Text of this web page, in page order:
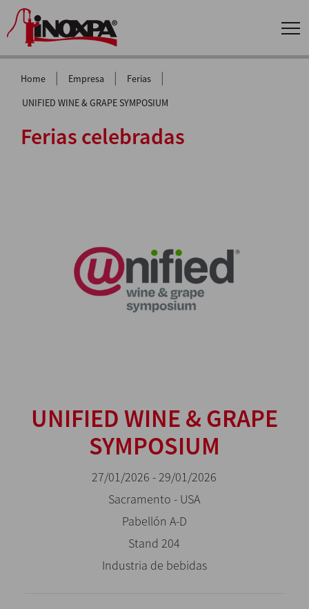
Home | Empresa | Ferias |
UNIFIED WINE & GRAPE SYMPOSIUM
Ferias celebradas
UNIFIED WINE & GRAPE
SYMPOSIUM
27/01/2026 - 29/01/2026
Sacramento - USA
Pabellón A-D
Stand 204
Industria de bebidas